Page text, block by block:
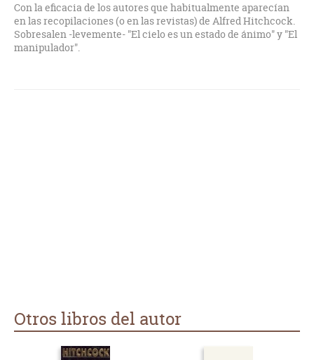
Con la eficacia de los autores que habitualmente aparecían
en las recopilaciones (o en las revistas) de Alfred Hitchcock.
Sobresalen -levemente- "El cielo es un estado de ánimo" y "El
manipulador".
Otros libros del autor